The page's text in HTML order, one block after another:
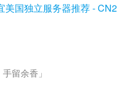
美国独立服务器推荐 - CN2
留余香」